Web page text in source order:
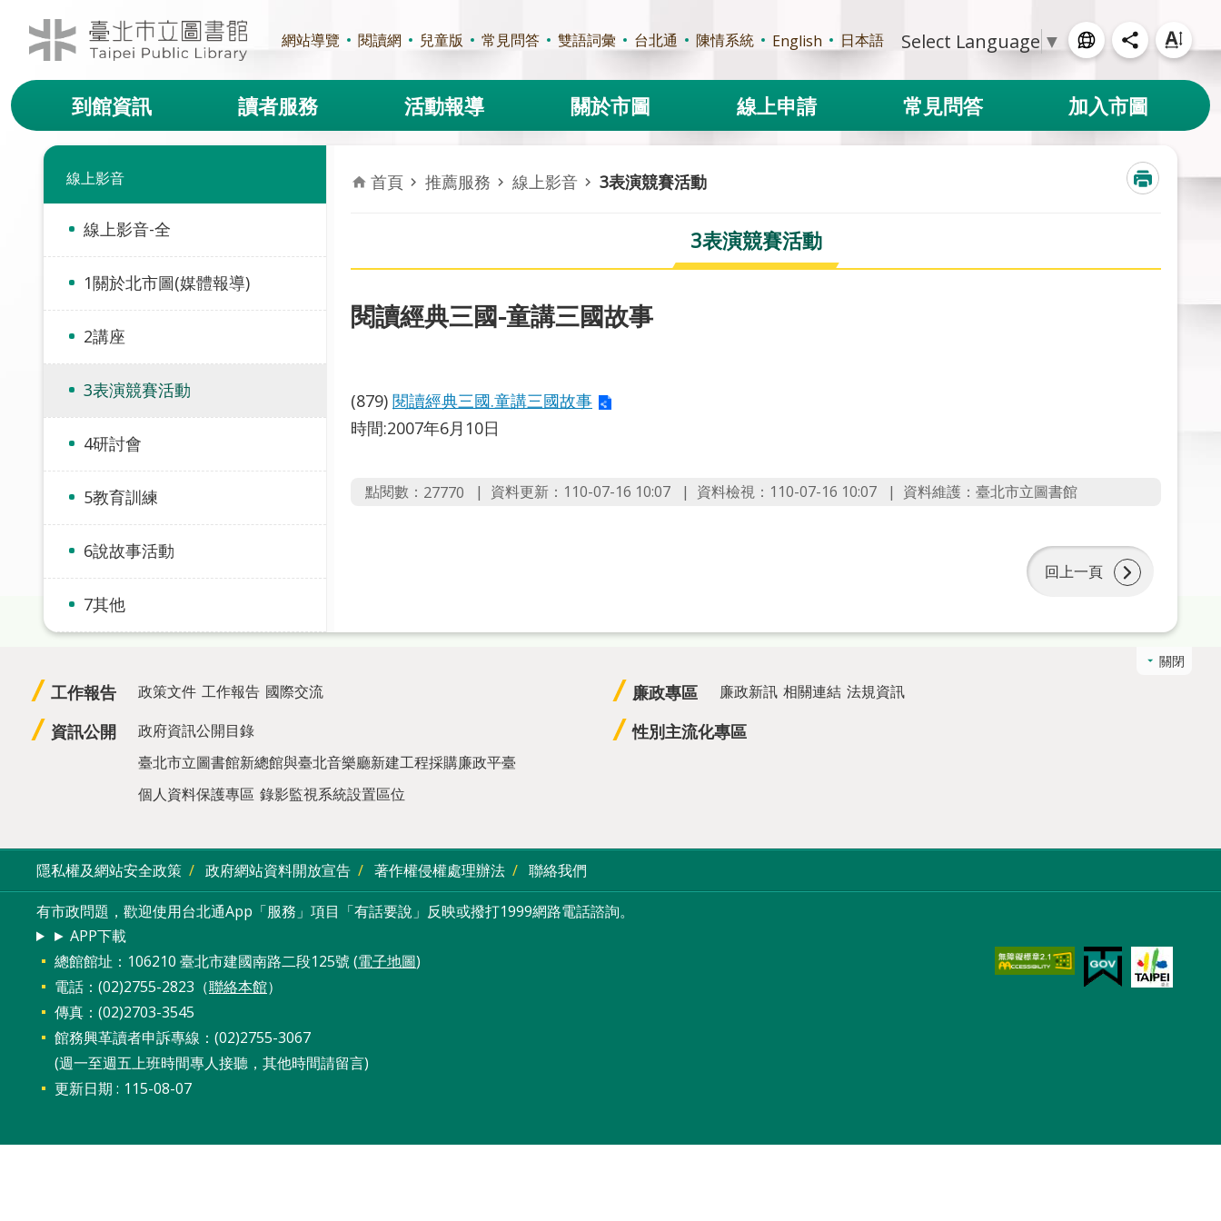
跳到主要內容區塊
網站導覽 閱讀網 兒童版 常見問答 雙語詞彙 台北通 陳情系統 English 日本語 Select Language ▼
到館資訊 讀者服務 活動報導 關於市圖 線上申請 常見問答 加入市圖
線上影音
線上影音-全
1關於北市圖(媒體報導)
2講座
3表演競賽活動
4研討會
5教育訓練
6說故事活動
7其他
首頁 推薦服務 線上影音 3表演競賽活動
3表演競賽活動
閱讀經典三國-童講三國故事
(879) 閱讀經典三國.童講三國故事
時間:2007年6月10日
點閱數： 27770 資料更新：110-07-16 10:07 資料檢視：110-07-16 10:07 資料維護：臺北市立圖書館
回上一頁
關閉
工作報告 政策文件 工作報告 國際交流
資訊公開
政府資訊公開目錄
臺北市立圖書館新總館與臺北音樂廳新建工程採購廉政平臺
個人資料保護專區 錄影監視系統設置區位
廉政專區 廉政新訊 相關連結 法規資訊
性別主流化專區
隱私權及網站安全政策 政府網站資料開放宣告 著作權侵權處理辦法 聯絡我們
有市政問題，歡迎使用台北通App「服務」項目「有話要說」反映或撥打1999網路電話諮詢。
► APP下載
總館館址：106210 臺北市建國南路二段125號 (電子地圖)
電話：(02)2755-2823（聯絡本館）
傳真：(02)2703-3545
館務興革讀者申訴專線：(02)2755-3067
(週一至週五上班時間專人接聽，其他時間請留言)
更新日期
115-08-07